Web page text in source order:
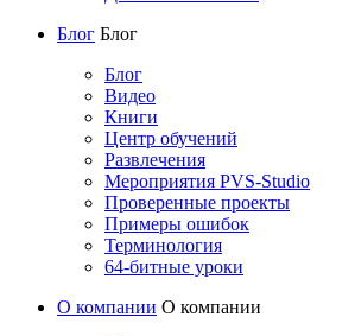
Блог Блог
Блог
Видео
Книги
Центр обучений
Развлечения
Мероприятия PVS-Studio
Проверенные проекты
Примеры ошибок
Терминология
64-битные уроки
О компании О компании